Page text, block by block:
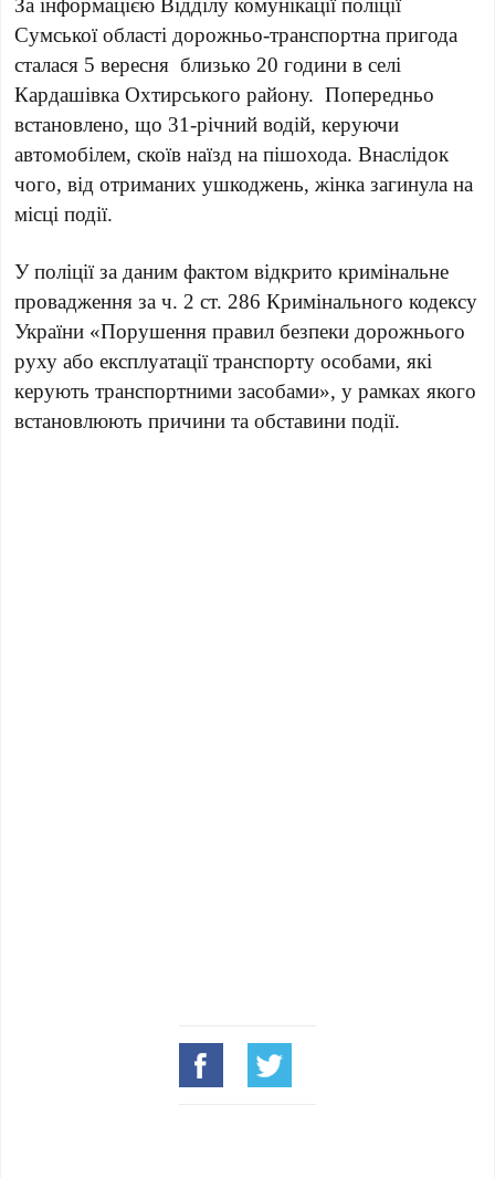
За інформацією Відділу комунікації поліції
Сумської області дорожньо-транспортна пригода
сталася 5 вересня близько 20 години в селі
Кардашівка Охтирського району. Попередньо
встановлено, що 31-річний водій, керуючи
автомобілем, скоїв наїзд на пішохода. Внаслідок
чого, від отриманих ушкоджень, жінка загинула на
місці події.
У поліції за даним фактом відкрито кримінальне
провадження за ч. 2 ст. 286 Кримінального кодексу
України «Порушення правил безпеки дорожнього
руху або експлуатації транспорту особами, які
керують транспортними засобами», у рамках якого
встановлюють причини та обставини події.